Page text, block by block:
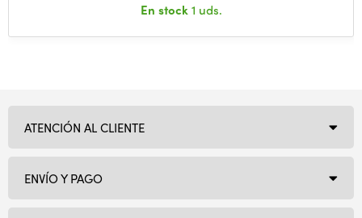
En stock1 uds.
ATENCIÓN AL CLIENTE
ENVÍO Y PAGO